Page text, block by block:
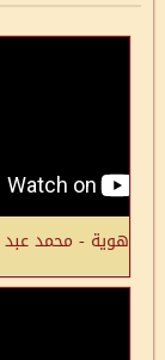
هوية - محمد عبد